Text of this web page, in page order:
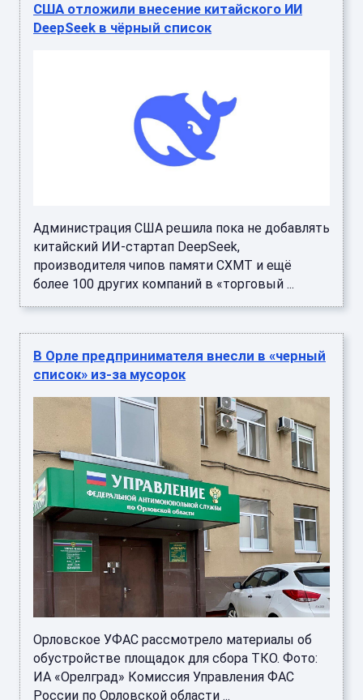
США отложили внесение китайского ИИ
DeepSeek в чёрный список
Администрация США решила пока не добавлять
китайский ИИ-стартап DeepSeek,
производителя чипов памяти CXMT и ещё
более 100 других компаний в «торговый ...
В Орле предпринимателя внесли в «черный
список» из-за мусорок
Орловское УФАС рассмотрело материалы об
обустройстве площадок для сбора ТКО. Фото:
ИА «Орелград» Комиссия Управления ФАС
России по Орловской области ...